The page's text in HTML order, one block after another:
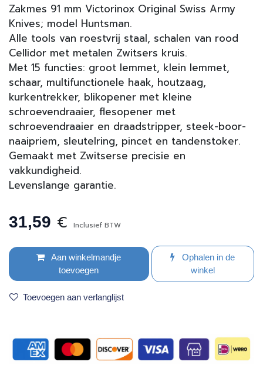
Zakmes 91 mm Victorinox Original Swiss Army
Knives; model Huntsman.
Alle tools van roestvrij staal, schalen van rood
Cellidor met metalen Zwitsers kruis.
Met 15 functies: groot lemmet, klein lemmet,
schaar, multifunctionele haak, houtzaag,
kurkentrekker, blikopener met kleine
schroevendraaier, flesopener met
schroevendraaier en draadstripper, steek-boor-
naaipriem, sleutelring, pincet en tandenstoker.
Gemaakt met Zwitserse precisie en
vakkundigheid.
Levenslange garantie.
31,59 € Inclusief BTW
Aan winkelmandje
toevoegen
Ophalen in de
winkel
Toevoegen aan verlanglijst